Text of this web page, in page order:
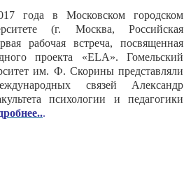
года в Московском городском
(г. Москва, Российская
рабочая встреча, посвященная
проекта «ELA». Гомельский
им. Ф. Скорины представляли
связей Александр
психологии и педагогики
.